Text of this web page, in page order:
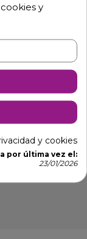
cm x alto 14
y
y cookies
por última vez el:
23/01/2026